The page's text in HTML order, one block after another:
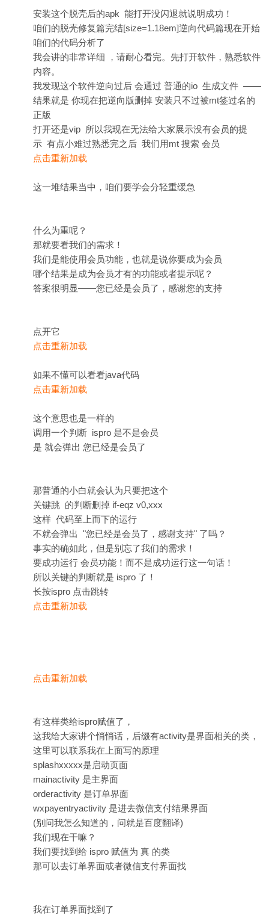
安装这个脱壳后的apk 能打开没闪退就说明成功！
咱们的脱壳修复篇完结[size=1.18em]逆向代码篇现在开始
咱们的代码分析了
我会讲的非常详细 ，请耐心看完。先打开软件，熟悉软件
内容。
我发现这个软件逆向过后 会通过 普通的io 生成文件 ——
结果就是 你现在把逆向版删掉 安装只不过被mt签过名的
正版
打开还是vip 所以我现在无法给大家展示没有会员的提
示 有点小难过熟悉完之后 我们用mt 搜索 会员
点击重新加载
这一堆结果当中，咱们要学会分轻重缓急
什么为重呢？
那就要看我们的需求！
我们是能使用会员功能，也就是说你要成为会员
哪个结果是成为会员才有的功能或者提示呢？
答案很明显——您已经是会员了，感谢您的支持
点开它
点击重新加载
如果不懂可以看看java代码
点击重新加载
这个意思也是一样的
调用一个判断 ispro 是不是会员
是 就会弹出 您已经是会员了
那普通的小白就会认为只要把这个
关键跳 的判断删掉 if-eqz v0,xxx
这样 代码至上而下的运行
不就会弹出 "您已经是会员了，感谢支持" 了吗？
事实的确如此，但是别忘了我们的需求！
要成功运行 会员功能！而不是成功运行这一句话！
所以关键的判断就是 ispro 了！
长按ispro 点击跳转
点击重新加载
点击重新加载
有这样类给ispro赋值了，
这我给大家讲个悄悄话，后缀有activity是界面相关的类，
这里可以联系我在上面写的原理
splashxxxxx是启动页面
mainactivity 是主界面
orderactivity 是订单界面
wxpayentryactivity 是进去微信支付结果界面
(别问我怎么知道的，问就是百度翻译)
我们现在干嘛？
我们要找到给 ispro 赋值为 真 的类
那可以去订单界面或者微信支付界面找
我在订单界面找到了